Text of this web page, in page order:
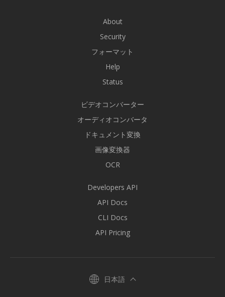
About
Security
フォーマット
Help
Status
ビデオコンバーター
オーディオコンバータ
ドキュメント変換
画像変換器
OCR
Developers API
API Docs
CLI Docs
API Pricing
日本語